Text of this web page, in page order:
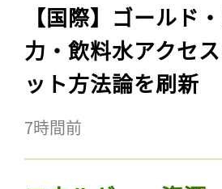
【国際】ゴールド
力・飲料水アクセ
ット方法論を刷新
7時間前